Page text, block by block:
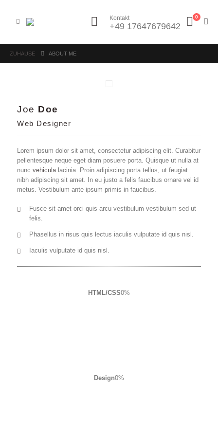
Kontakt
+49 17647679642
0
ZUHAUSE ABOUT ME
Joe Doe
Web Designer
Lorem ipsum dolor sit amet, consectetur adipiscing elit. Curabitur
pellentesque neque eget diam posuere porta. Quisque ut nulla at
nunc vehiculalacinia. Proin adipiscing porta tellus, ut feugiat
nibh adipiscing sit amet. In eu justo a felis faucibus ornare vel id
metus. Vestibulum ante ipsum primis in faucibus.
Fusce sit amet orci quis arcu vestibulum vestibulum sed ut
felis.
Phasellus in risus quis lectus iaculis vulputate id quis nisl.
Iaculis vulputate id quis nisl.
HTML/CSS0%
Design0%